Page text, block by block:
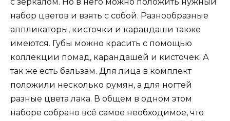
набор цветов и взять с собой. Разнообразные
аппликаторы, кисточки и карандаши также
имеются. Губы можно красить с помощью
коллекции помад, карандашей и кисточек. А
так же есть бальзам. Для лица в комплект
положили несколько румян, а для ногтей
разные цвета лака. В общем в одном этом
наборе собрано всё самое необходимое, что